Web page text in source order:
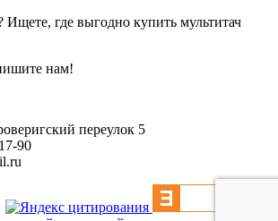
Ищете, где выгодно купить мультитач
нам!
переулок 5
90